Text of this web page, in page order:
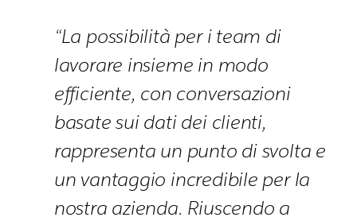
“La possibilità per i team di
lavorare insieme in modo
efficiente, con conversazioni
basate sui dati dei clienti,
rappresenta un punto di svolta e
un vantaggio incredibile per la
nostra azienda. Riuscendo a